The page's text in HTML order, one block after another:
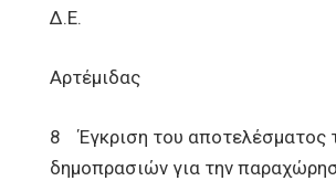
Δ.Ε.
Αρτέμιδας
8 Έγκριση του αποτελέσματος
δημοπρασιών για την